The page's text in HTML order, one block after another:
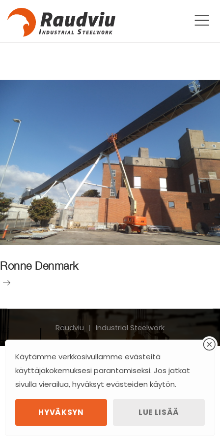
Ronne Denmark
Ronne
Raudviu Industrial Steelwork
Käytämme verkkosivullamme evästeitä
käyttäjäkokemuksesi parantamiseksi. Jos jatkat
sivulla vierailua, hyväksyt evästeiden käytön.
HYVÄKSYN LUE LISÄÄ